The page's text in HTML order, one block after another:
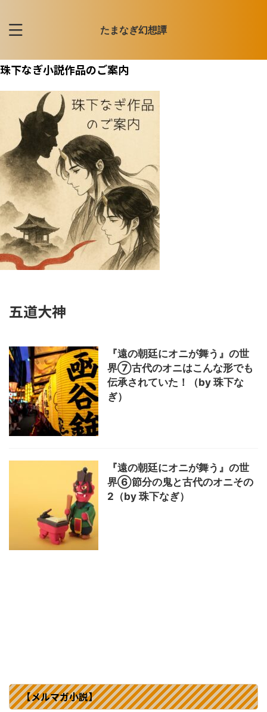
たまなぎ幻想譚
珠下なぎ小説作品のご案内
五道大神
『遠の朝廷にオニが舞う』の世
界⑦古代のオニはこんな形でも
伝承されていた！（by 珠下な
ぎ）
『遠の朝廷にオニが舞う』の世
界⑥節分の鬼と古代のオニその
2（by 珠下なぎ）
【メルマガ小説】